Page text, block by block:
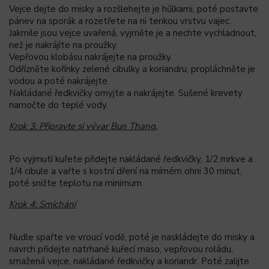
Vejce dejte do misky a rozšlehejte je hůlkami, poté postavte
pánev na sporák a rozetřete na ni tenkou vrstvu vajec.
Jakmile jsou vejce uvařená, vyjměte je a nechte vychladnout,
než je nakrájíte na proužky.
Vepřovou klobásu nakrájejte na proužky.
Odřízněte kořínky zelené cibulky a koriandru, propláchněte je
vodou a poté nakrájejte.
Nakládané ředkvičky omyjte a nakrájejte. Sušené krevety
namočte do teplé vody.
Krok 3: Připravte si vývar Bun Thang.
Po vyjmutí kuřete přidejte nakládané ředkvičky, 1/2 mrkve a
1/4 cibule a vařte s kostní dření na mírném ohni 30 minut,
poté snižte teplotu na minimum.
Krok 4: Smíchání
Nudle spařte ve vroucí vodě, poté je naskládejte do misky a
navrch přidejte natrhané kuřecí maso, vepřovou roládu,
smažená vejce, nakládané ředkvičky a koriandr. Poté zalijte